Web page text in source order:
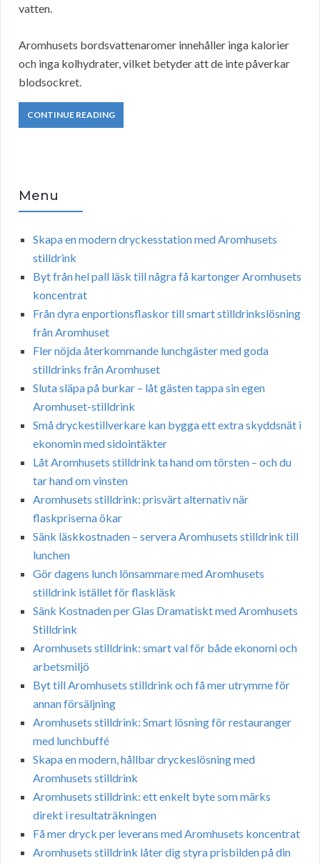
vatten.
Aromhusets bordsvattenaromer innehåller inga kalorier
och inga kolhydrater, vilket betyder att de inte påverkar
blodsockret.
CONTINUE READING
Menu
Skapa en modern dryckesstation med Aromhusets
stilldrink
Byt från hel pall läsk till några få kartonger Aromhusets
koncentrat
Från dyra enportionsflaskor till smart stilldrinkslösning
från Aromhuset
Fler nöjda återkommande lunchgäster med goda
stilldrinks från Aromhuset
Sluta släpa på burkar – låt gästen tappa sin egen
Aromhuset-stilldrink
Små dryckestillverkare kan bygga ett extra skyddsnät i
ekonomin med sidointäkter
Låt Aromhusets stilldrink ta hand om törsten – och du
tar hand om vinsten
Aromhusets stilldrink: prisvärt alternativ när
flaskpriserna ökar
Sänk läskkostnaden – servera Aromhusets stilldrink till
lunchen
Gör dagens lunch lönsammare med Aromhusets
stilldrink istället för flaskläsk
Sänk Kostnaden per Glas Dramatiskt med Aromhusets
Stilldrink
Aromhusets stilldrink: smart val för både ekonomi och
arbetsmiljö
Byt till Aromhusets stilldrink och få mer utrymme för
annan försäljning
Aromhusets stilldrink: Smart lösning för restauranger
med lunchbuffé
Skapa en modern, hållbar dryckeslösning med
Aromhusets stilldrink
Aromhusets stilldrink: ett enkelt byte som märks
direkt i resultaträkningen
Få mer dryck per leverans med Aromhusets koncentrat
Aromhusets stilldrink låter dig styra prisbilden på din